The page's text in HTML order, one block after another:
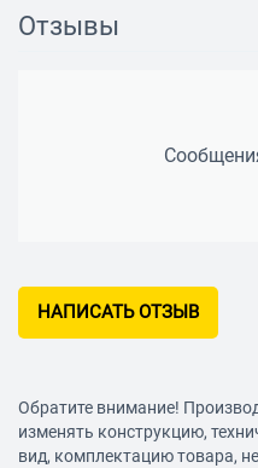
Страна производитель:
Отзывы
НАПИСАТЬ ОТЗЫВ
Обратите внимание!
изменять конструкцию,
вид, комплектацию товара,